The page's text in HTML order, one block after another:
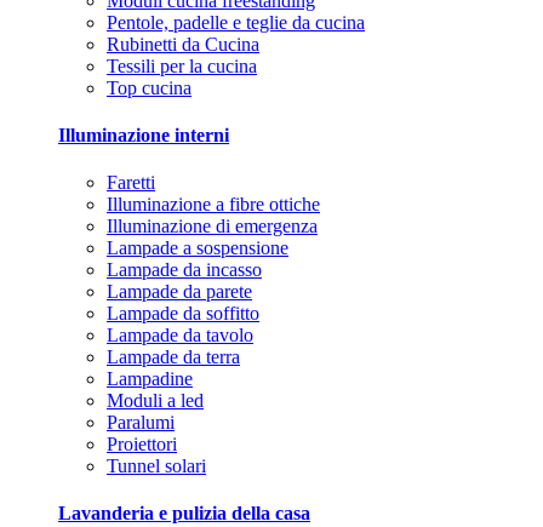
Pentole, padelle e teglie da cucina
Rubinetti da Cucina
Tessili per la cucina
Top cucina
Illuminazione interni
Faretti
Illuminazione a fibre ottiche
Illuminazione di emergenza
Lampade a sospensione
Lampade da incasso
Lampade da parete
Lampade da soffitto
Lampade da tavolo
Lampade da terra
Lampadine
Moduli a led
Paralumi
Proiettori
Tunnel solari
Lavanderia e pulizia della casa